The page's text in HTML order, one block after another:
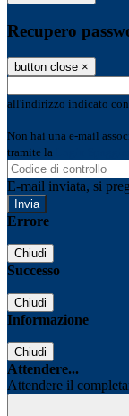
Recupero
button close ×
all'indirizzo indicato
Non hai una e-mail
tramite la
E-mail inviata, si
Errore
Chiudi
Successo
Chiudi
Informazione
Chiudi
Attendere...
Attendere il